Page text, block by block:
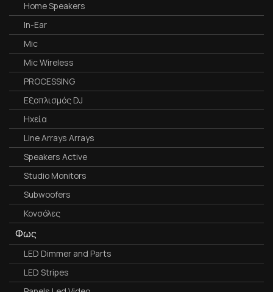
Home Speakers
In-Ear
Mic
Mic Wireless
PROCESSING
Εξοπλισμός DJ
Ηχεία
Line Arrays Arrays
Speakers Active
Studio Monitors
Subwoofers
Κονσόλες
Φως
LED Dimmer and Parts
LED Stripes